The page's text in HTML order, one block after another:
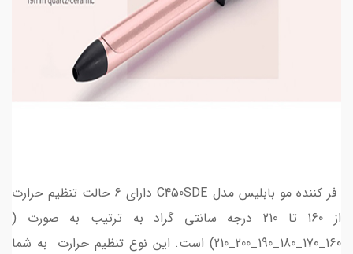
فر کننده مو بابلیس مدل C450SDE دارای 6 حالت تنظیم حرارت
از 160 تا 210 درجه سانتی گراد به ترتیب به صورت (
160_170_180_190_200_210) است. این نوع تنظیم حرارت به شما